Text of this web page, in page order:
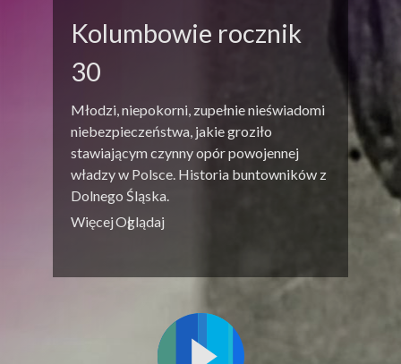
Kolumbowie rocznik
30
Młodzi, niepokorni, zupełnie nieświadomi
niebezpieczeństwa, jakie groziło
stawiającym czynny opór powojennej
władzy w Polsce. Historia buntowników z
Dolnego Śląska.
WięcejOglądaj